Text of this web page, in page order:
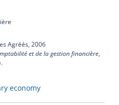
Agréés, 2006
et de la gestion financière,
economy